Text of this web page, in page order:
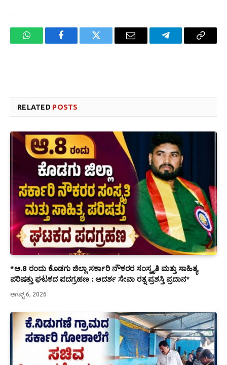
WhatsAppFacebookTwitter Email TelegramCopy
RELATED POSTS
*ಆ.8 ರಂದು ಕೊಡಗು ಜಿಲ್ಲಾ ಸರ್ಕಾರಿ ನೌಕರರ ಸಂಸ್ಕೃತಿ ಮತ್ತು ಸಾಹಿತ್ಯ
ಪರಿಷತ್ತು ಘಟಕದ ಪದಗ್ರಹಣ : ಆದರ್ಶ ಸೇವಾ ರತ್ನ ಪ್ರಶಸ್ತಿ ಪ್ರದಾನ*
ಆಗಷ್ಟ್ 6, 2026